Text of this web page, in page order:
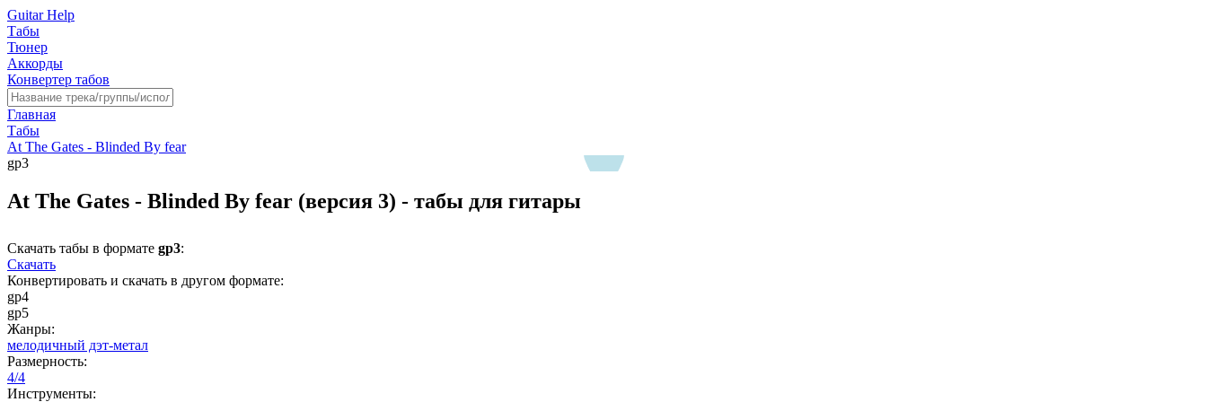
Guitar Help
Табы
Тюнер
Аккорды
Конвертер табов
Главная
Табы
At The Gates - Blinded By fear
gp3
At The Gates - Blinded By fear (версия 3) - табы для гитары
Скачать табы в формате gp3:
Скачать
Конвертировать и скачать в другом формате:
gp4
gp5
Жанры:
мелодичный дэт-метал
Размерность:
4/4
Инструменты: